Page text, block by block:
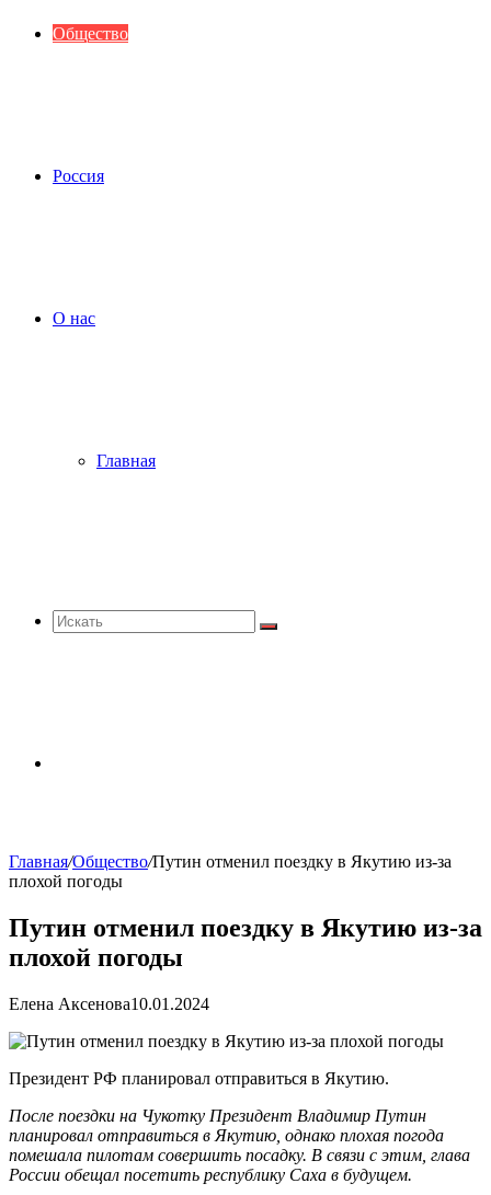
Общество
Россия
О нас
Главная
Искать
Главная/Общество/Путин отменил поездку в Якутию из-за
плохой погоды
Путин отменил поездку в Якутию из-за
плохой погоды
Елена Аксенова10.01.2024
Президент РФ планировал отправиться в Якутию.
После поездки на Чукотку Президент Владимир Путин
планировал отправиться в Якутию, однако плохая погода
помешала пилотам совершить посадку. В связи с этим, глава
России обещал посетить республику Саха в будущем.